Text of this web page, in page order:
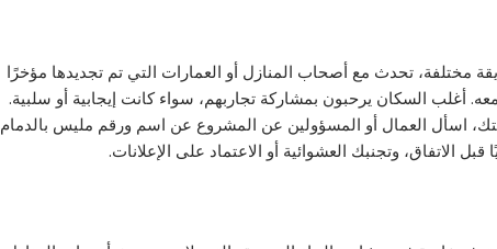
تحدث مع أصحاب المنازل أو العمارات التي تم تجديدها مؤخرًا
أغلب السكان يرحبون بمشاركة تجاربهم، سواء كانت إيجابية أو سلبية.
اسأل العمال أو المسؤولين عن المشروع عن اسم ورقم مليس بالدمام
الاتفاق، وتجنبك العشوائية أو الاعتماد على الإعلانات.